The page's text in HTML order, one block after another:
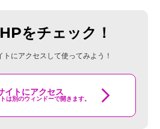
をチェック！
トにアクセスして使ってみよう！
イトにアクセス
は別のウィンドーで開きます。